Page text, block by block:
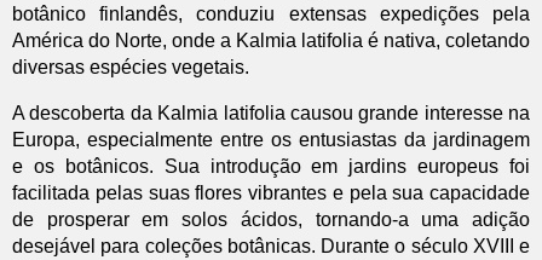
botânico finlandês, conduziu extensas expedições pela
América do Norte, onde a Kalmia latifolia é nativa, coletando
diversas espécies vegetais.
A descoberta da Kalmia latifolia causou grande interesse na
Europa, especialmente entre os entusiastas da jardinagem
e os botânicos. Sua introdução em jardins europeus foi
facilitada pelas suas flores vibrantes e pela sua capacidade
de prosperar em solos ácidos, tornando-a uma adição
desejável para coleções botânicas. Durante o século XVIII e